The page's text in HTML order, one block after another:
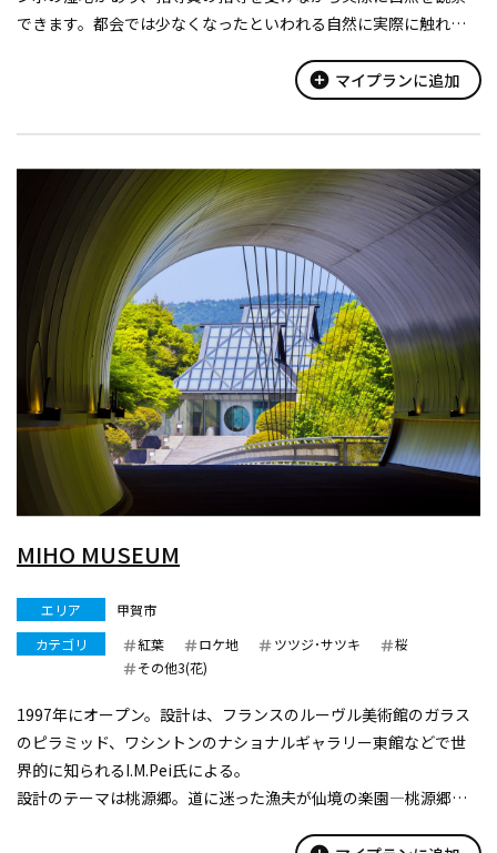
できます。都会では少なくなったといわれる自然に実際に触れ、
add_circle マイプランに追加
MIHO MUSEUM
エリア
甲賀市
カテゴリ
紅葉 ロケ地 ツツジ･サツキ
桜
その他3(花)
1997年にオープン。設計は、フランスのルーヴル美術館のガラス
のピラミッド、ワシントンのナショナルギャラリー東館などで世
界的に知られるI.M.Pei氏による。
設計のテーマは桃源郷。道に迷った漁夫が仙境の楽園―桃源郷を